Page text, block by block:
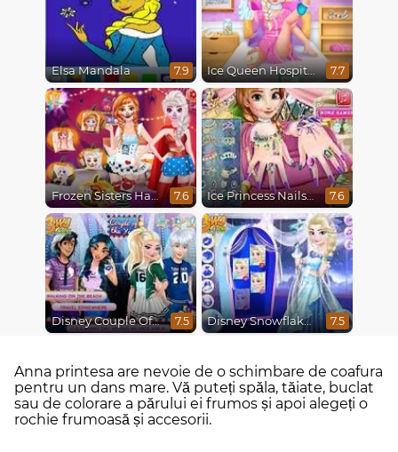
Elsa Mandala 7.9 Ice Queen Hospital Recovery 7.7
Frozen Sisters Halloween Party 7.6 Ice Princess Nails Spa 7.6
Disney Couple Of The Year 7.5 Disney Snowflakes Winter Ball 7.5
Anna printesa are nevoie de o schimbare de coafura
pentru un dans mare. Vă puteți spăla, tăiate, buclat
sau de colorare a părului ei frumos și apoi alegeți o
rochie frumoasă și accesorii.